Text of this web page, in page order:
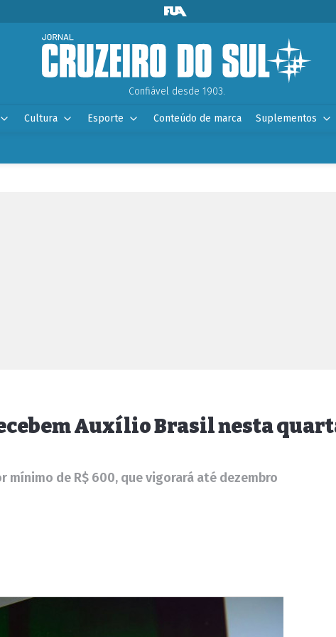
Confiável desde 1903.
Cultura Esporte Conteúdo de marca Suplementos
Auxílio Brasil nesta
mínimo de R$ 600, que vigorará até dezembro